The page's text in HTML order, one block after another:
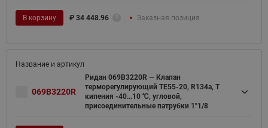
В корзину ₽ 34 448.96 Заказная позиция
069B3220R
Ридан 069B3220R — Клапан
терморегулирующий TE55-20, R134a, T
кипения -40...10 ℃, угловой,
присоединительные патрубки 1"1/8